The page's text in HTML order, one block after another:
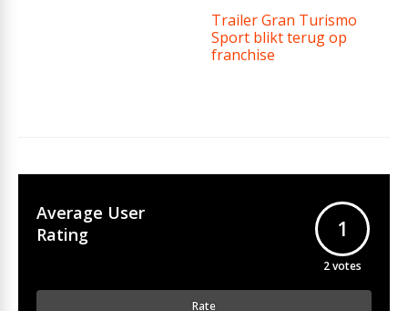
Trailer Gran Turismo
Sport blikt terug op
franchise
Average User
Rating
1
2votes
Rate